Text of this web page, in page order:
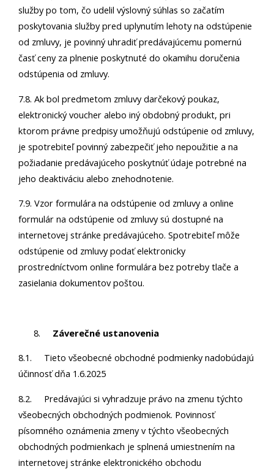
služby po tom, čo udelil výslovný súhlas so začatím
poskytovania služby pred uplynutím lehoty na odstúpenie
od zmluvy, je povinný uhradiť predávajúcemu pomernú
časť ceny za plnenie poskytnuté do okamihu doručenia
odstúpenia od zmluvy.
7.8. Ak bol predmetom zmluvy darčekový poukaz,
elektronický voucher alebo iný obdobný produkt, pri
ktorom právne predpisy umožňujú odstúpenie od zmluvy,
je spotrebiteľ povinný zabezpečiť jeho nepoužitie a na
požiadanie predávajúceho poskytnúť údaje potrebné na
jeho deaktiváciu alebo znehodnotenie.
7.9. Vzor formulára na odstúpenie od zmluvy a online
formulár na odstúpenie od zmluvy sú dostupné na
internetovej stránke predávajúceho. Spotrebiteľ môže
odstúpenie od zmluvy podať elektronicky
prostredníctvom online formulára bez potreby tlače a
zasielania dokumentov poštou.
Záverečné ustanovenia
8.1. Tieto všeobecné obchodné podmienky nadobúdajú
účinnosť dňa 1.6.2025
8.2. Predávajúci si vyhradzuje právo na zmenu týchto
všeobecných obchodných podmienok. Povinnosť
písomného oznámenia zmeny v týchto všeobecných
obchodných podmienkach je splnená umiestnením na
internetovej stránke elektronického obchodu